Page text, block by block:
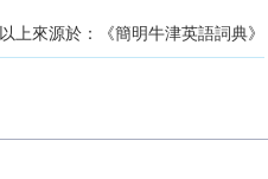
以上來源於：《簡明牛津英語詞典》